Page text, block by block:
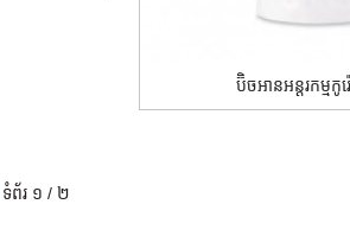
ប៊ិចអានអន្តរកម្ម
ទំព័រ ១ / ២